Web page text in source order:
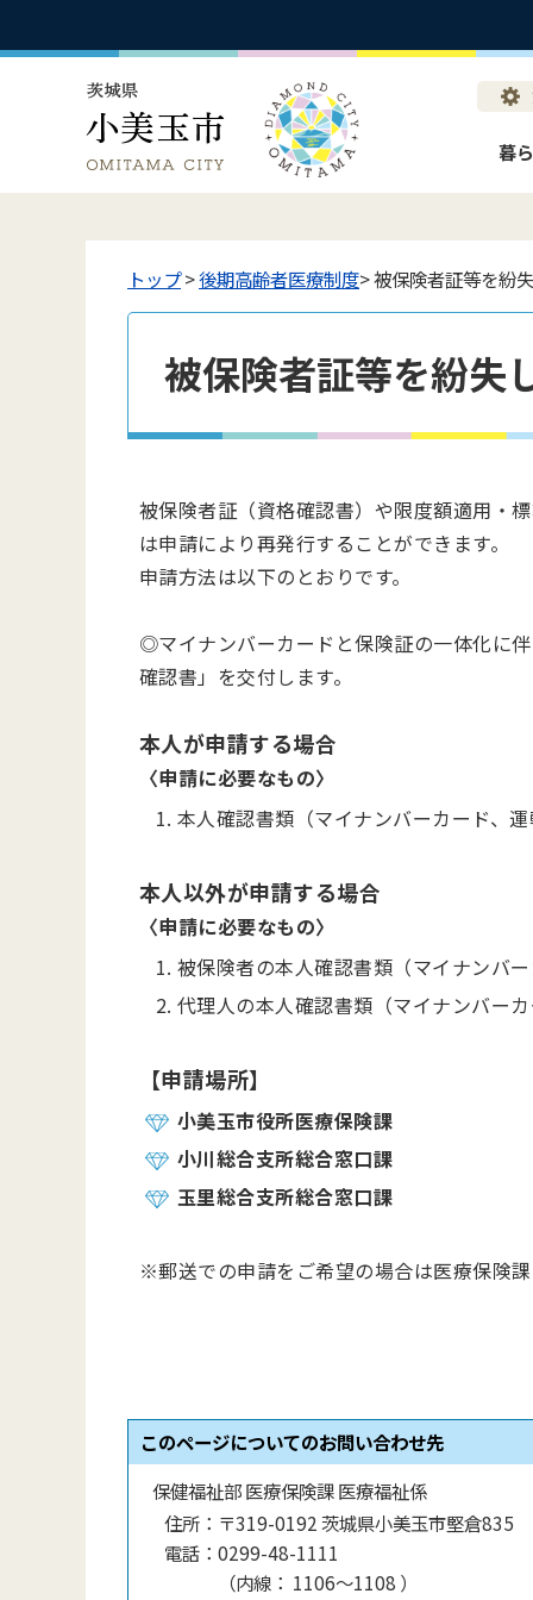
暮
トップ>後期高齢者医療制度> 被保険者証等を紛
被保険者証等を紛失
被保険者証（資格確認書）や限度額適用・
は申請により再発行することができます。
申請方法は以下のとおりです。
◎マイナンバーカードと保険証の一体化に
確認書」を交付します。
本人が申請する場合
〈申請に必要なもの〉
本人確認書類（マイナンバーカード、運
本人以外が申請する場合
〈申請に必要なもの〉
被保険者の本人確認書類（マイナンバー
代理人の本人確認書類（マイナンバーカ
【申請場所】
小美玉市役所医療保険課
小川総合支所総合窓口課
玉里総合支所総合窓口課
※郵送での申請をご希望の場合は医療保険課
このページについてのお問い合わせ先
保健福祉部 医療保険課 医療福祉係
住所： 〒319-0192 茨城県小美玉市堅倉835
電話： 0299-48-1111
（内線 ： 1106～1108 ）